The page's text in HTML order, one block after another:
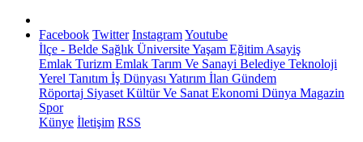
Facebook Twitter InstagramYoutube
İlçe - Belde Sağlık ÜniversiteYaşam Eğitim Asayiş
Emlak Turizm Emlak Tarım Ve Sanayi Belediye Teknoloji
Yerel Tanıtım İş Dünyası Yatırım İlan Gündem
Röportaj Siyaset Kültür Ve Sanat Ekonomi Dünya Magazin
Spor
Künye İletişim RSS